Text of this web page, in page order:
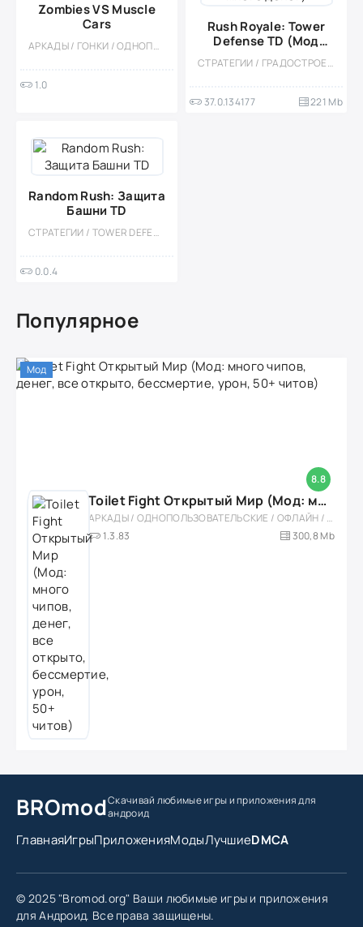
Zombies VS Muscle
Cars
АРКАДЫ / ГОНКИ / ОДНОПОЛЬЗОВАТЕЛЬСКИЕ / ЗОМБИ / 3D / КВЕСТЫ / БОЛЬШАЯ / ОТКРЫТЫЙ МИР / МОД
1.0
Rush Royale: Tower
Defense TD (Мод
много денег)
СТРАТЕГИИ / ГРАДОСТРОЕНИЕ / МНОГОПОЛЬЗОВАТЕЛЬСКАЯ / СОРЕВНОВАТЕЛЬНАЯ / ОНЛАЙН / ОДНОПОЛЬЗОВАТЕЛЬСКИЕ / СТИЛИЗАЦИЯ / СРЕДНЕВЕКОВЬЕ / ДЛЯ ДЕТЕЙ / МОД / TOWER DEFENCE
37.0.134177 221 Mb
Random Rush: Защита
Башни TD
СТРАТЕГИИ / TOWER DEFENCE / КАЗУАЛЬНЫЕ / МНОГОПОЛЬЗОВАТЕЛЬСКАЯ / СОРЕВНОВАТЕЛЬНАЯ / ОДНОПОЛЬЗОВАТЕЛЬСКИЕ / СТИЛИЗАЦИЯ / ДЛЯ ДЕТЕЙ / МАГИЯ / МОНСТРЫ / ИЗОМЕТРИЯ / МОД
0.0.4
Популярное
8.8
Мод
Toilet Fight Открытый Мир (Мод: много чипов, денег, все открыто, бессмертие, урон, 50+ читов)
АРКАДЫ / ОДНОПОЛЬЗОВАТЕЛЬСКИЕ / ОФЛАЙН / МОД / РОЛЕВЫЕ / ШУТЕРЫ / ОТКРЫТЫЙ МИР / ВСТРОЕННЫЙ КЕШ / 3D / ЭКШЕНЫ / ТУАЛЕТНЫЕ ВОЙНЫ / ДЛЯ ДЕТЕЙ
1.3.83
300,8 Mb
BROmodСкачивай любимые игрыи приложения для
андроид
ГлавнаяИгрыПриложенияМодыЛучшиеDMCA
© 2025 "Bromod.org" Ваши любимые игры и приложения
для Андроид. Все права защищены.